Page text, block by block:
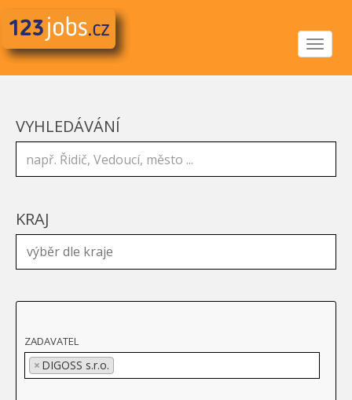
Toggle
VYHLEDÁVÁNÍ
KRAJ
ZADAVATEL
× DIGOSS s.r.o.